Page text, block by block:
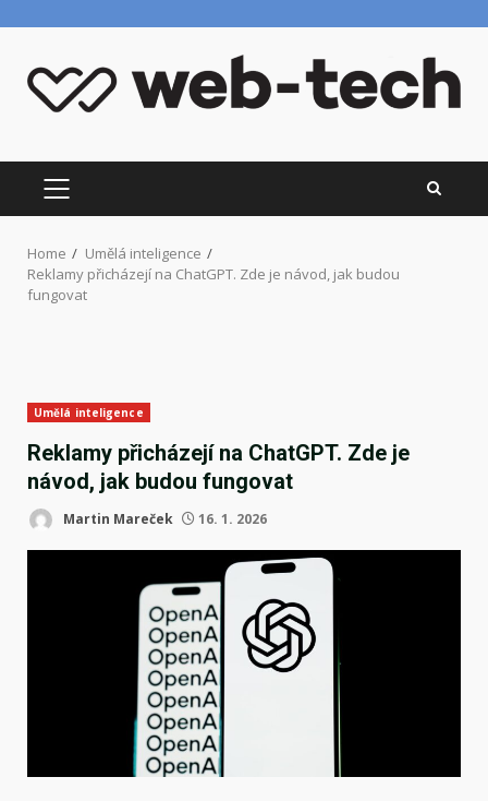
content
PRIMARY
MENU
Home
Umělá inteligence
Reklamy přicházejí na ChatGPT. Zde je návod, jak budou
fungovat
Umělá inteligence
Reklamy přicházejí na ChatGPT. Zde je
návod, jak budou fungovat
Martin Mareček 16. 1. 2026